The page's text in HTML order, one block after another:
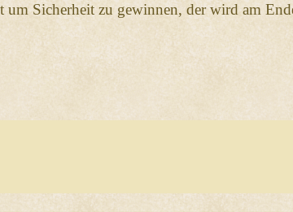
um Sicherheit zu gewinnen, der wird am